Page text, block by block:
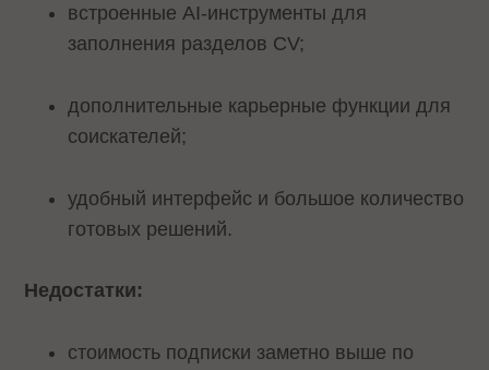
встроенные AI-инструменты для
заполнения разделов CV;
дополнительные карьерные функции для
соискателей;
удобный интерфейс и большое количество
готовых решений.
Недостатки:
стоимость подписки заметно выше по